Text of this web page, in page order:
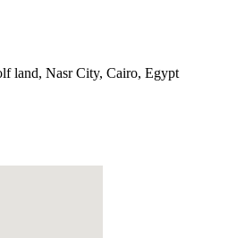
land, Nasr City, Cairo, Egypt